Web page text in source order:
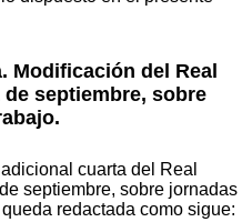
Modificación del Real
de septiembre, sobre
cuarta del Real
septiembre, sobre jornadas
redactada como sigue: